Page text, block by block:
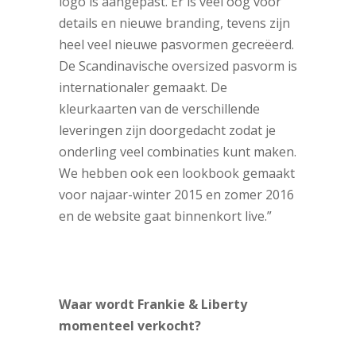
details en nieuwe branding, tevens zijn
heel veel nieuwe pasvormen gecreëerd.
De Scandinavische oversized pasvorm is
internationaler gemaakt. De
kleurkaarten van de verschillende
leveringen zijn doorgedacht zodat je
onderling veel combinaties kunt maken.
We hebben ook een lookbook gemaakt
voor najaar-winter 2015 en zomer 2016
en de website gaat binnenkort live.”
Waar wordt Frankie & Liberty
momenteel verkocht?